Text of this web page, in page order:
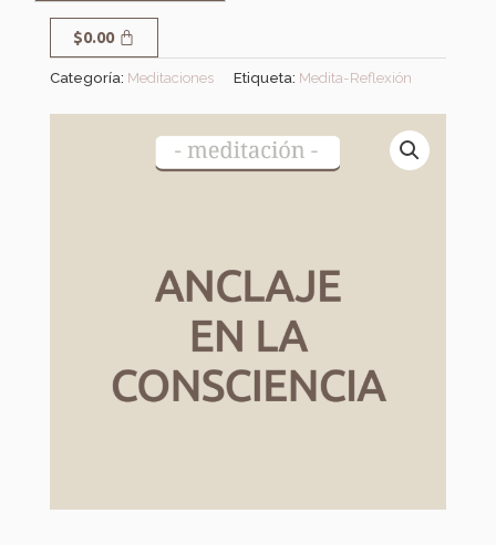
$0.00
Categoría: Meditaciones Etiqueta: Medita-Reflexión